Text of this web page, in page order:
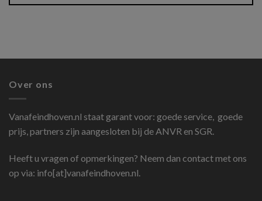
Over ons
Vanafeindhoven.nl staat garant voor: goede service, goede
prijs, partners zijn aangesloten bij de ANVR en SGR.
Heeft u vragen of opmerkingen? Neem dan contact met ons
op via: info[at]vanafeindhoven.nl.